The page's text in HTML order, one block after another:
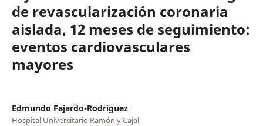
de revascularización coronaria
aislada, 12 meses de seguimiento:
eventos cardiovasculares
mayores
Edmundo Fajardo-Rodriguez
Hospital Universitario Ramón y Cajal